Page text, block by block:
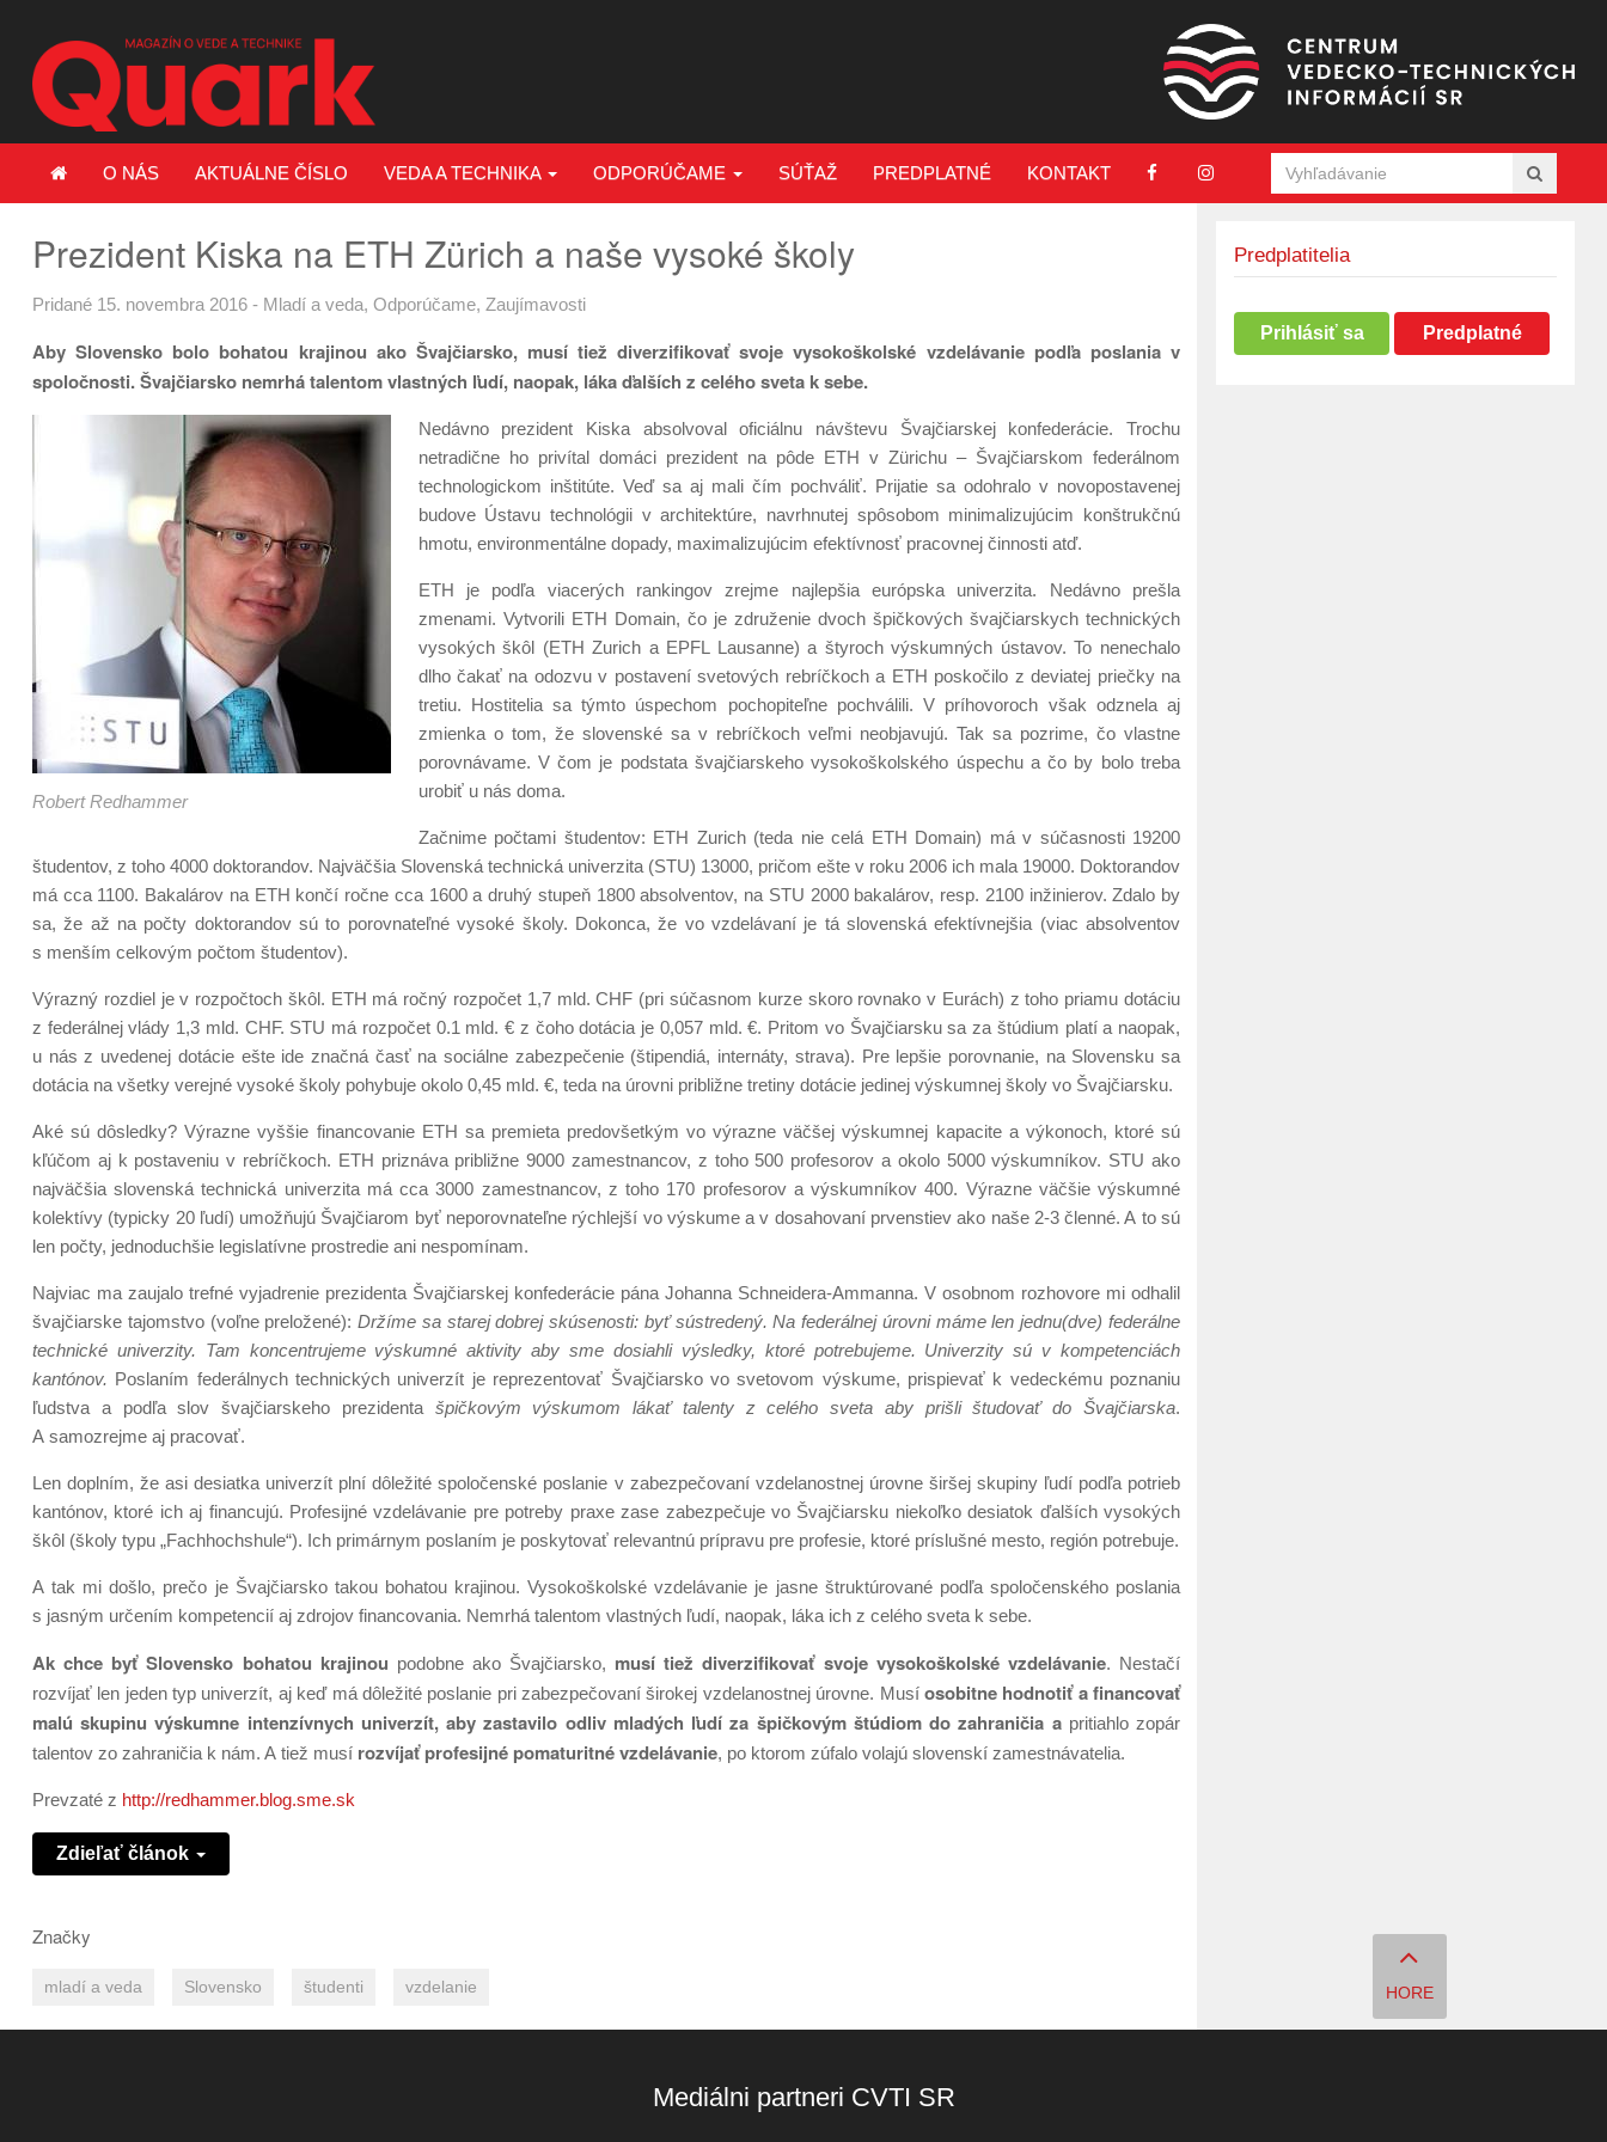
O NÁS AKTUÁLNE ČÍSLO VEDA A TECHNIKA ODPORÚČAME SÚŤAŽ PREDPLATNÉ KONTAKT
Prezident Kiska na ETH Zürich a naše vysoké školy
Pridané 15. novembra 2016 - Mladí a veda, Odporúčame, Zaujímavosti
Aby Slovensko bolo bohatou krajinou ako Švajčiarsko, musí tiež diverzifikovať svoje vysokoškolské vzdelávanie podľa poslania v
spoločnosti. Švajčiarsko nemrhá talentom vlastných ľudí, naopak, láka ďalších z celého sveta k sebe.
Robert Redhammer
Nedávno prezident Kiska absolvoval oficiálnu návštevu Švajčiarskej konfederácie. Trochu
netradične ho privítal domáci prezident na pôde ETH v Zürichu – Švajčiarskom federálnom
technologickom inštitúte. Veď sa aj mali čím pochváliť. Prijatie sa odohralo v novopostavenej
budove Ústavu technológii v architektúre, navrhnutej spôsobom minimalizujúcim konštrukčnú
hmotu, environmentálne dopady, maximalizujúcim efektívnosť pracovnej činnosti atď.
ETH je podľa viacerých rankingov zrejme najlepšia európska univerzita. Nedávno prešla
zmenami. Vytvorili ETH Domain, čo je združenie dvoch špičkových švajčiarskych technických
vysokých škôl (ETH Zurich a EPFL Lausanne) a štyroch výskumných ústavov. To nenechalo
dlho čakať na odozvu v postavení svetových rebríčkoch a ETH poskočilo z deviatej priečky na
tretiu. Hostitelia sa týmto úspechom pochopiteľne pochválili. V príhovoroch však odznela aj
zmienka o tom, že slovenské sa v rebríčkoch veľmi neobjavujú. Tak sa pozrime, čo vlastne
porovnávame. V čom je podstata švajčiarskeho vysokoškolského úspechu a čo by bolo treba
urobiť u nás doma.
Začnime počtami študentov: ETH Zurich (teda nie celá ETH Domain) má v súčasnosti 19200
študentov, z toho 4000 doktorandov. Najväčšia Slovenská technická univerzita (STU) 13000, pričom ešte v roku 2006 ich mala 19000. Doktorandov
má cca 1100. Bakalárov na ETH končí ročne cca 1600 a druhý stupeň 1800 absolventov, na STU 2000 bakalárov, resp. 2100 inžinierov. Zdalo by
sa, že až na počty doktorandov sú to porovnateľné vysoké školy. Dokonca, že vo vzdelávaní je tá slovenská efektívnejšia (viac absolventov
s menším celkovým počtom študentov).
Výrazný rozdiel je v rozpočtoch škôl. ETH má ročný rozpočet 1,7 mld. CHF (pri súčasnom kurze skoro rovnako v Eurách) z toho priamu dotáciu
z federálnej vlády 1,3 mld. CHF. STU má rozpočet 0.1 mld. € z čoho dotácia je 0,057 mld. €. Pritom vo Švajčiarsku sa za štúdium platí a naopak,
u nás z uvedenej dotácie ešte ide značná časť na sociálne zabezpečenie (štipendiá, internáty, strava). Pre lepšie porovnanie, na Slovensku sa
dotácia na všetky verejné vysoké školy pohybuje okolo 0,45 mld. €, teda na úrovni približne tretiny dotácie jedinej výskumnej školy vo Švajčiarsku.
Aké sú dôsledky? Výrazne vyššie financovanie ETH sa premieta predovšetkým vo výrazne väčšej výskumnej kapacite a výkonoch, ktoré sú
kľúčom aj k postaveniu v rebríčkoch. ETH priznáva približne 9000 zamestnancov, z toho 500 profesorov a okolo 5000 výskumníkov. STU ako
najväčšia slovenská technická univerzita má cca 3000 zamestnancov, z toho 170 profesorov a výskumníkov 400. Výrazne väčšie výskumné
kolektívy (typicky 20 ľudí) umožňujú Švajčiarom byť neporovnateľne rýchlejší vo výskume a v dosahovaní prvenstiev ako naše 2-3 členné. A to sú
len počty, jednoduchšie legislatívne prostredie ani nespomínam.
Najviac ma zaujalo trefné vyjadrenie prezidenta Švajčiarskej konfederácie pána Johanna Schneidera-Ammanna. V osobnom rozhovore mi odhalil
švajčiarske tajomstvo (voľne preložené):Držíme sa starej dobrej skúsenosti: byť sústredený. Na federálnej úrovni máme len jednu(dve) federálne
technické univerzity. Tam koncentrujeme výskumné aktivity aby sme dosiahli výsledky, ktoré potrebujeme. Univerzity sú v kompetenciách
kantónov. Poslaním federálnych technických univerzít je reprezentovať Švajčiarsko vo svetovom výskume, prispievať k vedeckému poznaniu
ľudstva a podľa slov švajčiarskeho prezidenta špičkovým výskumom lákať talenty z celého sveta aby prišli študovať do Švajčiarska.
A samozrejme aj pracovať.
Len doplním, že asi desiatka univerzít plní dôležité spoločenské poslanie v zabezpečovaní vzdelanostnej úrovne širšej skupiny ľudí podľa potrieb
kantónov, ktoré ich aj financujú. Profesijné vzdelávanie pre potreby praxe zase zabezpečuje vo Švajčiarsku niekoľko desiatok ďalších vysokých
škôl (školy typu „Fachhochshule“). Ich primárnym poslaním je poskytovať relevantnú prípravu pre profesie, ktoré príslušné mesto, región potrebuje.
A tak mi došlo, prečo je Švajčiarsko takou bohatou krajinou. Vysokoškolské vzdelávanie je jasne štruktúrované podľa spoločenského poslania
s jasným určením kompetencií aj zdrojov financovania. Nemrhá talentom vlastných ľudí, naopak, láka ich z celého sveta k sebe.
Ak chce byť Slovensko bohatou krajinou podobne ako Švajčiarsko, musí tiež diverzifikovať svoje vysokoškolské vzdelávanie. Nestačí
rozvíjať len jeden typ univerzít, aj keď má dôležité poslanie pri zabezpečovaní širokej vzdelanostnej úrovne. Musíosobitne hodnotiť a financovať
malú skupinu výskumne intenzívnych univerzít, aby zastavilo odliv mladých ľudí za špičkovým štúdiom do zahraničia a pritiahlo zopár
talentov zo zahraničia k nám. A tiež musí rozvíjať profesijné pomaturitné vzdelávanie, po ktorom zúfalo volajú slovenskí zamestnávatelia.
Prevzaté z http://redhammer.blog.sme.sk
Zdieľať článok
Značky
mladí a veda Slovensko študenti vzdelanie
Predplatitelia
Prihlásiť sa Predplatné
HORE
Mediálni partneri CVTI SR